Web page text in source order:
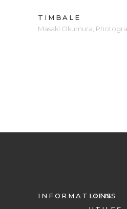
TIMBALE
Masaki Okumura,
INFORMATIONS
LIENS